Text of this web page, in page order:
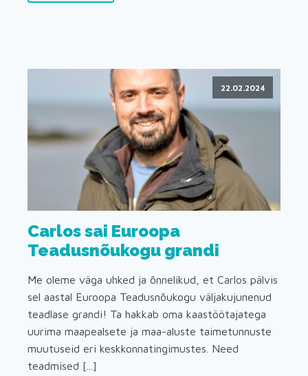
22.02.2024
Carlos sai Euroopa
Teadusnõukogu grandi
Me oleme väga uhked ja õnnelikud, et Carlos pälvis
sel aastal Euroopa Teadusnõukogu väljakujunenud
teadlase grandi! Ta hakkab oma kaastöötajatega
uurima maapealsete ja maa-aluste taimetunnuste
muutuseid eri keskkonnatingimustes. Need
teadmised [...]